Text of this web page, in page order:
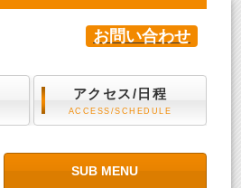
お問い合わせ
アクセス/日程
ACCESS/SCHEDULE
SUB MENU